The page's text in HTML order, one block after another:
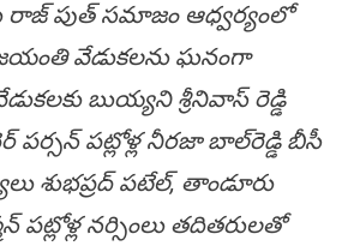
రాజ్ పుత్ సమాజం ఆధ్వర్యంలో
వేడుకలను ఘనంగా
బుయ్యని శ్రీనివాస్ రెడ్డి
పర్సన్ పట్లోళ్ల నీరజా బాల్‌రెడ్డి బీసీ
శుభప్రద్ పటేల్, తాండూరు
నర్సింలు తదితరులతో